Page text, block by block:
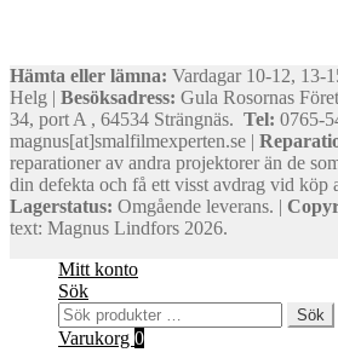
Hämta eller lämna: Vardagar 10-12, 13-
Helg | Besöksadress: Gula Rosornas
34, port A , 64534 Strängnäs. Tel: 0765-
magnus[at]smalfilmexperten.se |
reparationer av andra projektorer än de
din defekta och få ett visst avdrag vid köp
Lagerstatus: Omgående leverans. |
text: Magnus Lindfors 2026.
Mitt konto
Sök
Sök
efter:
Sök
Varukorg 0